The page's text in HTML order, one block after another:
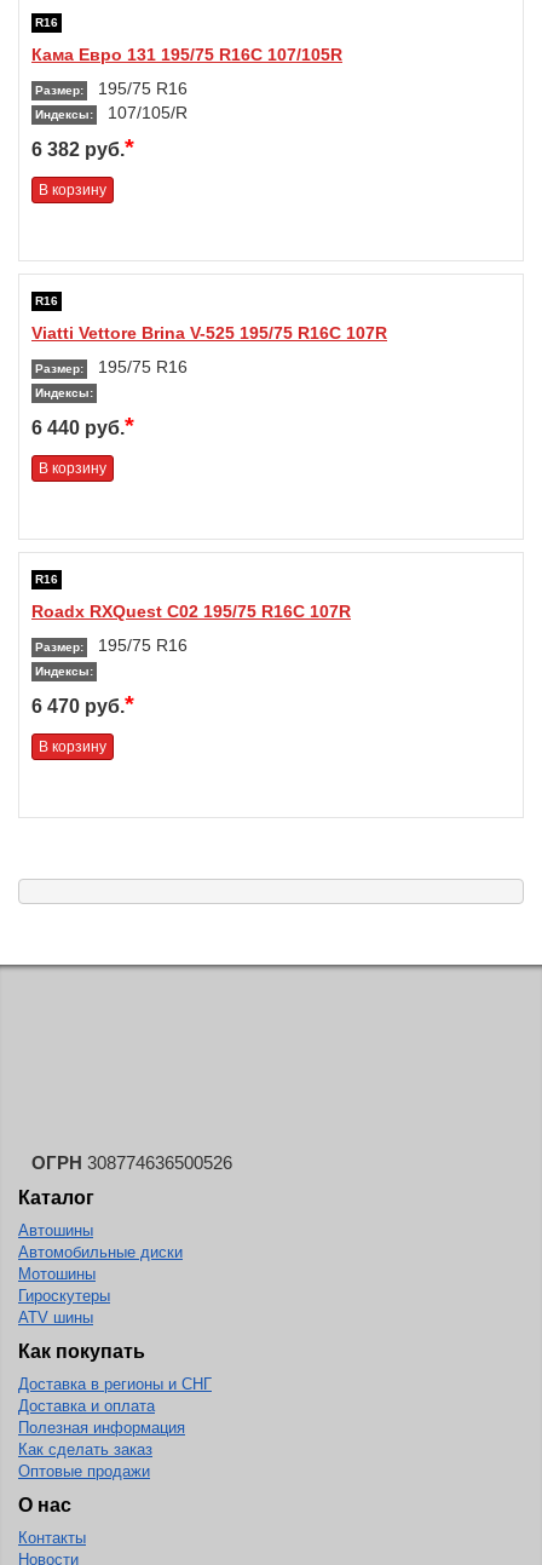
R16
Кама Евро 131 195/75 R16C 107/105R
Размер: 195/75 R16
Индексы: 107/105/R
6 382 руб.*
В корзину
R16
Viatti Vettore Brina V-525 195/75 R16C 107R
Размер: 195/75 R16
Индексы:
6 440 руб.*
В корзину
R16
Roadx RXQuest C02 195/75 R16C 107R
Размер: 195/75 R16
Индексы:
6 470 руб.*
В корзину
ОГРН 308774636500526
Каталог
Автошины
Автомобильные диски
Мотошины
Гироскутеры
ATV шины
Как покупать
Доставка в регионы и СНГ
Доставка и оплата
Полезная информация
Как сделать заказ
Оптовые продажи
О нас
Контакты
Новости